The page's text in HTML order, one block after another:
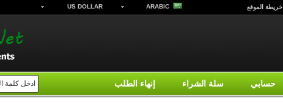
US DOLLAR خريطة الموقع
حسابي سلة الشراء إنهاء الطلب